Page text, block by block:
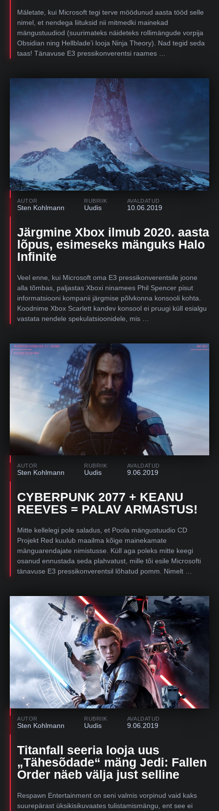
Mäletate, kui Microsoft tegi terve möödunud aasta tööd selle
nimel, et nendega liituksid nii mitmedki mainekad
mängustuudiod (suurimateks näideteks rollimängude vorpija
Obsidian ning Hellblade’i looja Ninja Theory). Nad tegid seda
taas! Tänavuse E3 pressikonverentsi raames …
AUTOR
Sten Kohlmann
RUBRIIK
Uudis
AVALDATUD
10.06.2019
Järgmine Xbox ilmub 2020. aasta
lõpus, esimeseks mänguks Halo
Infinite
Veel enne, kui Microsoft oma E3 pressikonverentsile joone
alla tõmbas, paljastas Xboxi ninamees Phil Spencer pisut
informatsiooni kompanii järgmise põlvkonna konsooli kohta.
Koodnime Xbox Scarlett kandev konsool ei pruugi küll esialgu
vastata nendele spekulatsioonidele, mis …
AUTOR
Sten Kohlmann
RUBRIIK
Uudis
AVALDATUD
9.06.2019
CYBERPUNK 2077 + KEANU
REEVES = PALAV ARMASTUS!
Mitte kellelegi pole saladus, et Poola mängustuudio CD
Projekt Red kuulub maailma kõige mainekamate
mänguarendajate nimistusse. Küll aga poleks mitte keegi
osanud ennustada seda plahvatust, mille tõi esile Microsofti
tänavuse E3 pressikonverentsil lõhatud pomm. Nimelt …
AUTOR
Sten Kohlmann
RUBRIIK
Uudis
AVALDATUD
9.06.2019
Titanfall seeria looja uus
„Tähesõdade“ mäng Jedi: Fallen
Order näeb välja just selline
Respawn Entertainment on seni valmis vorpinud vaid kaks
suurepärast üksikisikuvaates tulistamismängu, ent see ei